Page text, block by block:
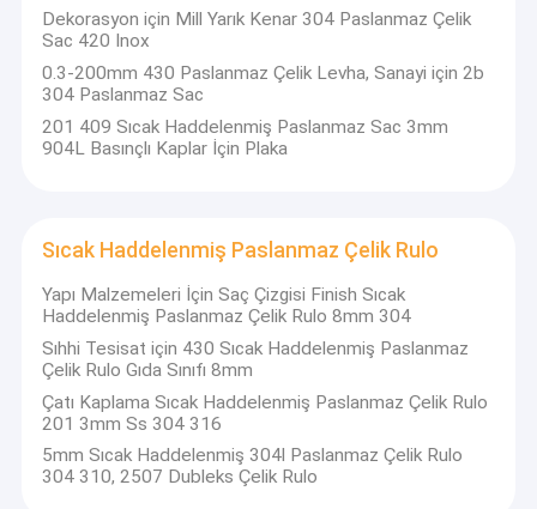
Dekorasyon için Mill Yarık Kenar 304 Paslanmaz Çelik
Sac 420 Inox
0.3-200mm 430 Paslanmaz Çelik Levha, Sanayi için 2b
304 Paslanmaz Sac
201 409 Sıcak Haddelenmiş Paslanmaz Sac 3mm
904L Basınçlı Kaplar İçin Plaka
Sıcak Haddelenmiş Paslanmaz Çelik Rulo
Yapı Malzemeleri İçin Saç Çizgisi Finish Sıcak
Haddelenmiş Paslanmaz Çelik Rulo 8mm 304
Sıhhi Tesisat için 430 Sıcak Haddelenmiş Paslanmaz
Çelik Rulo Gıda Sınıfı 8mm
Çatı Kaplama Sıcak Haddelenmiş Paslanmaz Çelik Rulo
201 3mm Ss 304 316
5mm Sıcak Haddelenmiş 304l Paslanmaz Çelik Rulo
304 310, 2507 Dubleks Çelik Rulo